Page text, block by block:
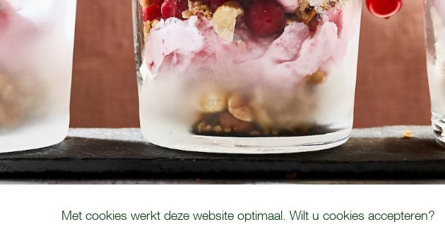
COOKIE MELDING
Met cookies werkt deze website optimaal. Wilt u cookies accepteren?